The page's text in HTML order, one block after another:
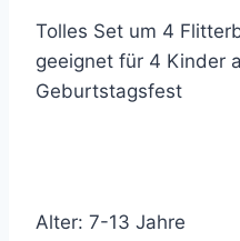
Tolles Set um 4
geeignet für 4 Kinder
Geburtstagsfest
Alter: 7-13 Jahre